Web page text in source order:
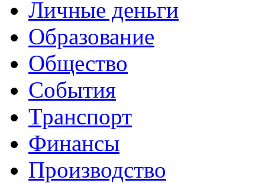
Личные деньги
Образование
Общество
События
Транспорт
Финансы
Производство